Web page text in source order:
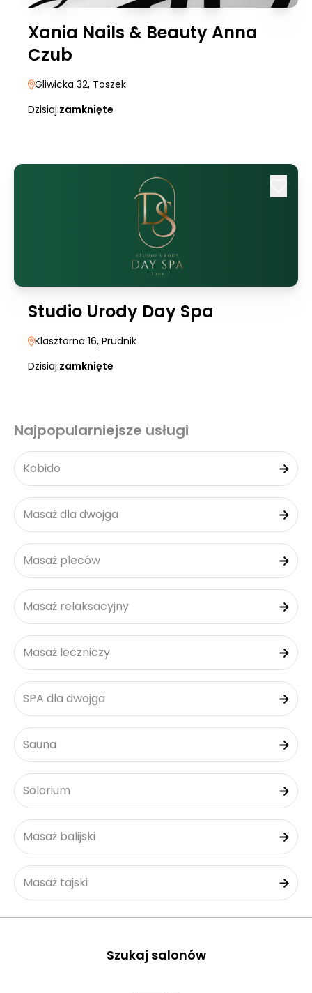
Xania Nails & Beauty Anna
Czub
Gliwicka 32, Toszek
Dzisiaj:zamknięte
Studio Urody Day Spa
Klasztorna 16, Prudnik
Dzisiaj:zamknięte
Najpopularniejsze usługi
Kobido
Masaż dla dwojga
Masaż pleców
Masaż relaksacyjny
Masaż leczniczy
SPA dla dwojga
Sauna
Solarium
Masaż balijski
Masaż tajski
Szukaj salonów